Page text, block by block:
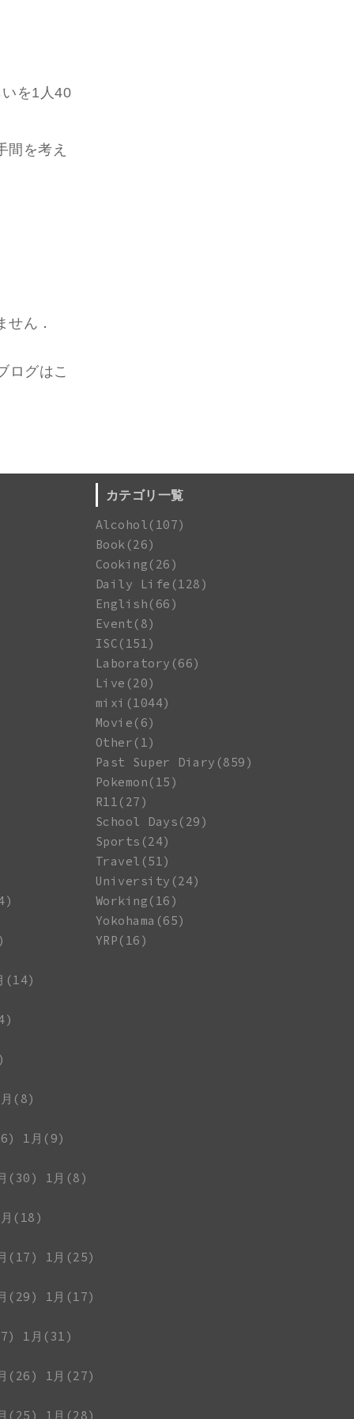
を1人40
間を考え
ん．
ログはこ
(14)
(8)
1月(9)
(30)
1月(8)
(18)
(17)
1月(25)
(29)
1月(17)
1月(31)
(26)
1月(27)
(25) 1月(28)
カテゴリ一覧
Alcohol(107)
Book(26)
Cooking(26)
Daily Life(128)
English(66)
Event(8)
ISC(151)
Laboratory(66)
Live(20)
mixi(1044)
Movie(6)
Other(1)
Past Super Diary(859)
Pokemon(15)
R11(27)
School Days(29)
Sports(24)
Travel(51)
University(24)
Working(16)
Yokohama(65)
YRP(16)